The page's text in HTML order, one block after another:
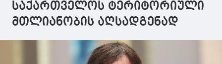
საქართველოს ტერიტორიული
მთლიანობის აღსადგენად